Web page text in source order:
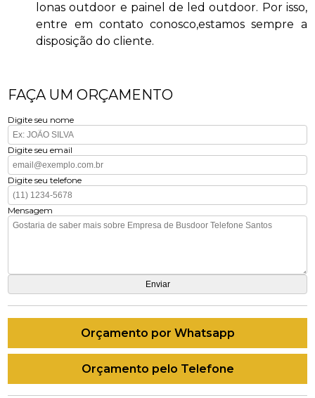
lonas outdoor e painel de led outdoor. Por isso,
entre em contato conosco,estamos sempre a
disposição do cliente.
FAÇA UM ORÇAMENTO
Digite seu nome
Digite seu email
Digite seu telefone
Mensagem
Orçamento por Whatsapp
Orçamento pelo Telefone